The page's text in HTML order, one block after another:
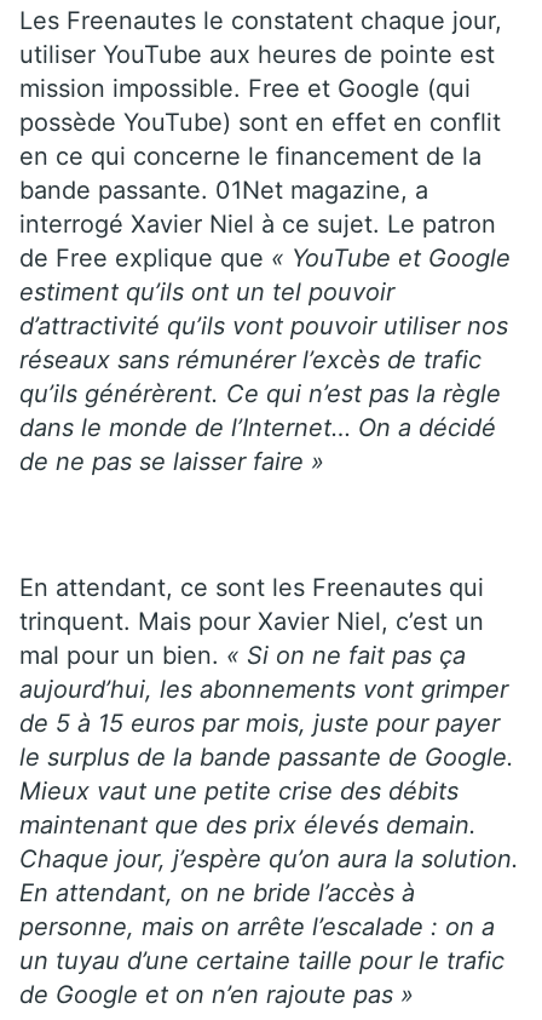
Les Freenautes le constatent chaque jour,
utiliser YouTube aux heures de pointe est
mission impossible. Free et Google (qui
possède YouTube) sont en effet en conflit
en ce qui concerne le financement de la
bande passante. 01Net magazine, a
interrogé Xavier Niel à ce sujet. Le patron
de Free explique que « YouTube et Google
estiment qu’ils ont un tel pouvoir
d’attractivité qu’ils vont pouvoir utiliser nos
réseaux sans rémunérer l’excès de trafic
qu’ils générèrent. Ce qui n’est pas la règle
dans le monde de l’Internet… On a décidé
de ne pas se laisser faire »
En attendant, ce sont les Freenautes qui
trinquent. Mais pour Xavier Niel, c’est un
mal pour un bien. « Si on ne fait pas ça
aujourd’hui, les abonnements vont grimper
de 5 à 15 euros par mois, juste pour payer
le surplus de la bande passante de Google.
Mieux vaut une petite crise des débits
maintenant que des prix élevés demain.
Chaque jour, j’espère qu’on aura la solution.
En attendant, on ne bride l’accès à
personne, mais on arrête l’escalade : on a
un tuyau d’une certaine taille pour le trafic
de Google et on n’en rajoute pas »